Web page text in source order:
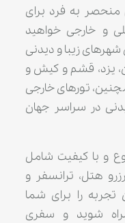
منحصر به فرد برای
و خارجی خواهید
زیبا و دیدنی
یزد، قشم و کیش و
تورهای خارجی
در سراسر جهان
و با کیفیت شامل
هتل، ترانسفر و
تجربه را برای شما
شوید و سفری